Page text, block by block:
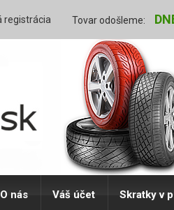
registrácia Tovar odošleme:
O nás Váš účet Skratky v